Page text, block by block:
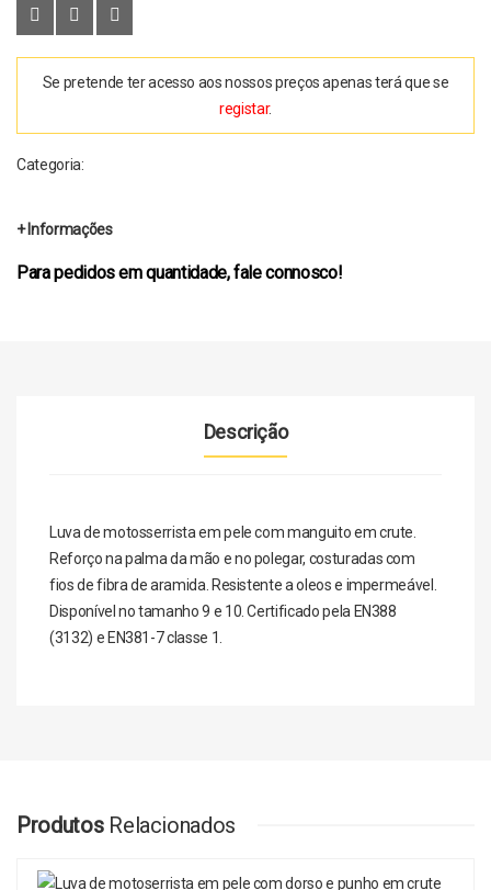
Se pretende ter acesso aos nossos preços apenas terá que se
registar.
Categoria:
+ Informações
Para pedidos em quantidade, fale connosco!
Descrição
Luva de motosserrista em pele com manguito em crute.
Reforço na palma da mão e no polegar, costuradas com
fios de fibra de aramida. Resistente a oleos e impermeável.
Disponível no tamanho 9 e 10. Certificado pela EN388
(3132) e EN381-7 classe 1.
Produtos Relacionados